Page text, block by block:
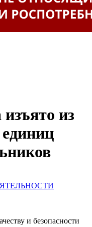
изъято из
и безопасности